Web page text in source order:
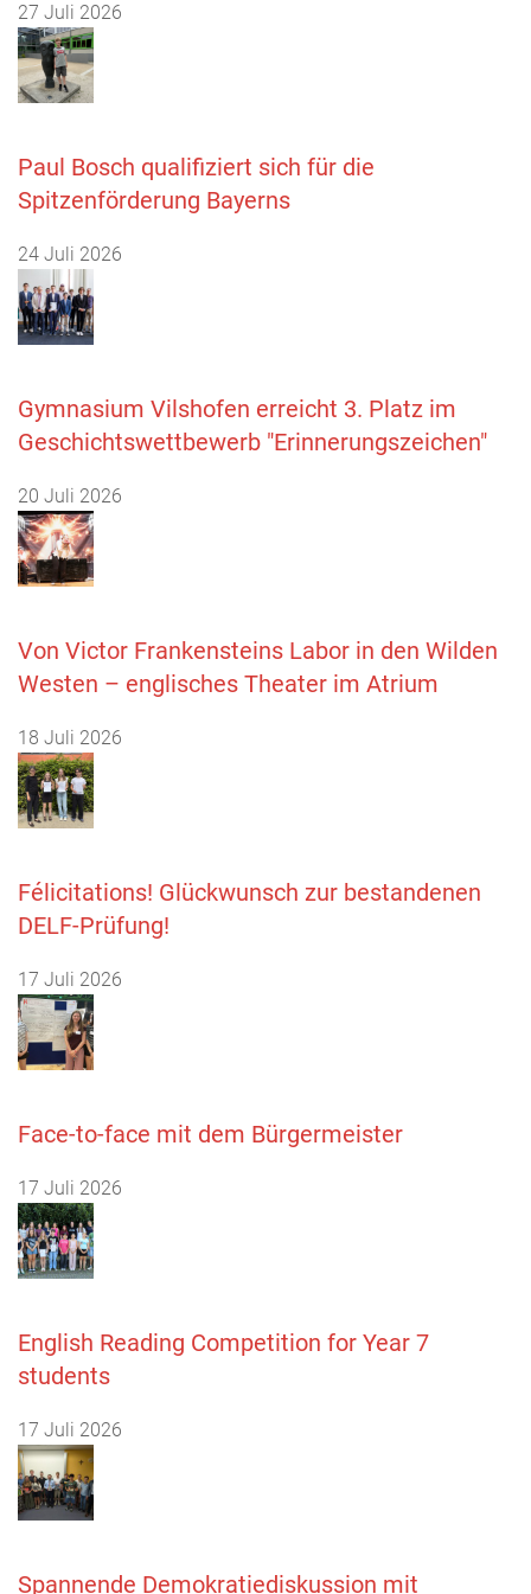
27 Juli 2026
Paul Bosch qualifiziert sich für die
Spitzenförderung Bayerns
24 Juli 2026
Gymnasium Vilshofen erreicht 3. Platz im
Geschichtswettbewerb "Erinnerungszeichen"
20 Juli 2026
Von Victor Frankensteins Labor in den Wilden
Westen – englisches Theater im Atrium
18 Juli 2026
Félicitations! Glückwunsch zur bestandenen
DELF-Prüfung!
17 Juli 2026
Face-to-face mit dem Bürgermeister
17 Juli 2026
English Reading Competition for Year 7
students
17 Juli 2026
Spannende Demokratiediskussion mit